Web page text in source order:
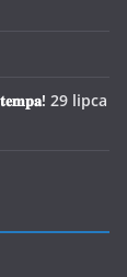
29 lipca